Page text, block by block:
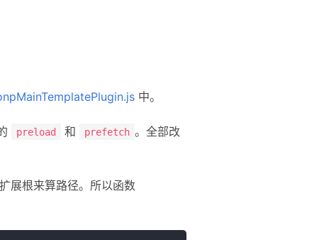
中。
preload 和 prefetch 。全部改
展根来算路径。所以函数